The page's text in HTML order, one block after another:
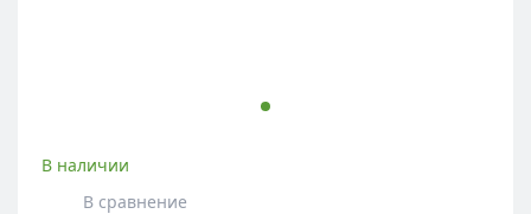
В наличии
В сравнение